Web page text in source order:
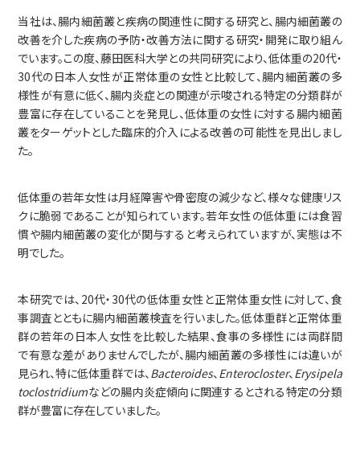
当社は、腸内細菌叢と疾病の関連性に関する研究と、腸内細菌叢の
改善を介した疾病の予防・改善方法に関する研究・開発に取り組ん
でいます。この度、藤田医科大学との共同研究により、低体重の20代・
30代の日本人女性が正常体重の女性と比較して、腸内細菌叢の多
様性が有意に低く、腸内炎症との関連が示唆される特定の分類群が
豊富に存在していることを発見し、低体重の女性に対する腸内細菌
叢をターゲットとした臨床的介入による改善の可能性を見出しまし
た。
低体重の若年女性は月経障害や骨密度の減少など、様々な健康リス
クに脆弱であることが知られています。若年女性の低体重には食習
慣や腸内細菌叢の変化が関与すると考えられていますが、実態は不
明でした。
本研究では、20代・30代の低体重女性と正常体重女性に対して、食
事調査とともに腸内細菌叢検査を行いました。低体重群と正常体重
群の若年の日本人女性を比較した結果、食事の多様性には両群間
で有意な差がありませんでしたが、腸内細菌叢の多様性には違いが
見られ、特に低体重群では、 Bacteroides、 Enterocloster、 Erysipela
toclostridiumなどの腸内炎症傾向に関連するとされる特定の分類
群が豊富に存在していました。